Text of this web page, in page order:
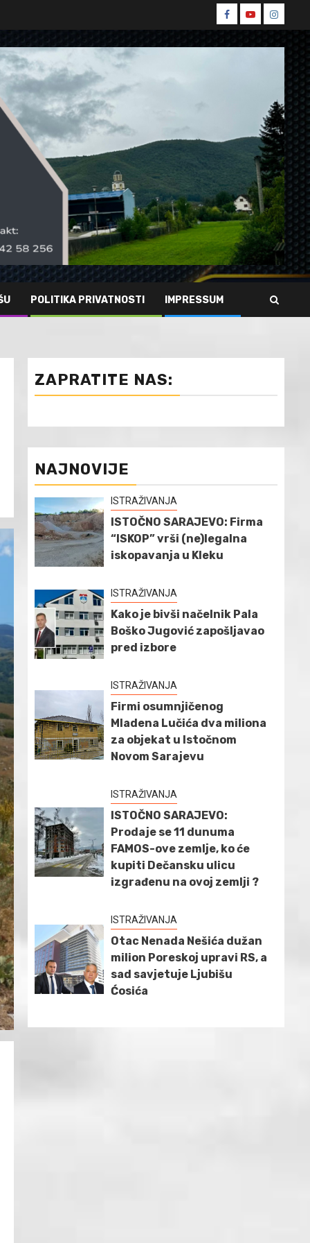
Spin
Facebook
Spin
Youtube
Spin
POLITIKA PRIVATNOSTI IMPRESSUM
ZAPRATITE NAS:
NAJNOVIJE
ISTRAŽIVANJA
ISTOČNO SARAJEVO: Firma
“ISKOP” vrši (ne)legalna
iskopavanja u Kleku
ISTRAŽIVANJA
Kako je bivši načelnik Pala
Boško Jugović zapošljavao
pred izbore
ISTRAŽIVANJA
Firmi osumnjičenog
Mladena Lučića dva miliona
za objekat u Istočnom
Novom Sarajevu
ISTRAŽIVANJA
ISTOČNO SARAJEVO:
Prodaje se 11 dunuma
FAMOS-ove zemlje, ko će
kupiti Dečansku ulicu
izgrađenu na ovoj zemlji ?
ISTRAŽIVANJA
Otac Nenada Nešića dužan
milion Poreskoj upravi RS, a
sad savjetuje Ljubišu
Ćosića